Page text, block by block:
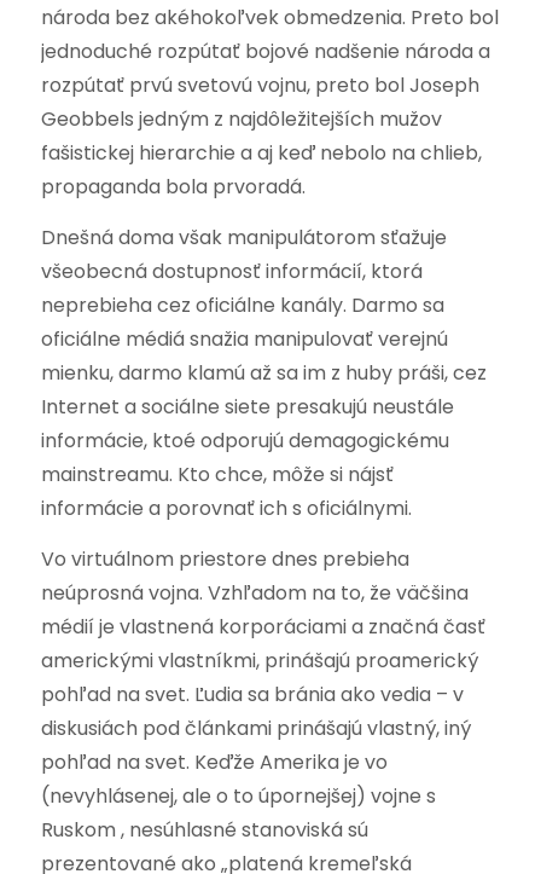
národa bez akéhokoľvek obmedzenia. Preto bol
jednoduché rozpútať bojové nadšenie národa a
rozpútať prvú svetovú vojnu, preto bol Joseph
Geobbels jedným z najdôležitejších mužov
fašistickej hierarchie a aj keď nebolo na chlieb,
propaganda bola prvoradá.
Dnešná doma však manipulátorom sťažuje
všeobecná dostupnosť informácií, ktorá
neprebieha cez oficiálne kanály. Darmo sa
oficiálne médiá snažia manipulovať verejnú
mienku, darmo klamú až sa im z huby práši, cez
Internet a sociálne siete presakujú neustále
informácie, ktoé odporujú demagogickému
mainstreamu. Kto chce, môže si nájsť
informácie a porovnať ich s oficiálnymi.
Vo virtuálnom priestore dnes prebieha
neúprosná vojna. Vzhľadom na to, že väčšina
médií je vlastnená korporáciami a značná časť
americkými vlastníkmi, prinášajú proamerický
pohľad na svet. Ľudia sa bránia ako vedia – v
diskusiách pod článkami prinášajú vlastný, iný
pohľad na svet. Keďže Amerika je vo
(nevyhlásenej, ale o to úpornejšej) vojne s
Ruskom , nesúhlasné stanoviská sú
prezentované ako „platená kremeľská